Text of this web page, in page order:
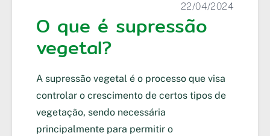
22/04/2024
O que é supressão
vegetal?
A supressão vegetal é o processo que visa
controlar o crescimento de certos tipos de
vegetação, sendo necessária
principalmente para permitir o